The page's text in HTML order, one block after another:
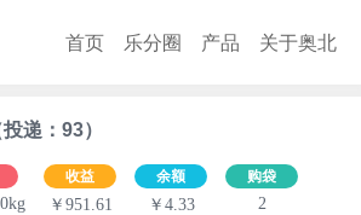
首页 乐分圈 产品 关于奥北
递：93）
收益
￥951.61
余额
￥4.33
购袋
2